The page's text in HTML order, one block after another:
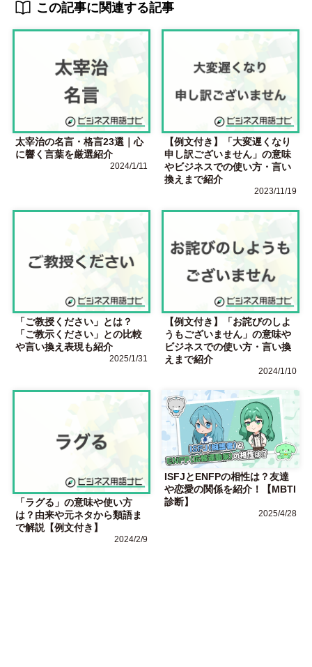
この記事に関連する記事
太宰治の名言・格言23選｜心
に響く言葉を厳選紹介
2024/1/11
【例文付き】「大変遅くなり
申し訳ございません」の意味
やビジネスでの使い方・言い
換えまで紹介
2023/11/19
「ご教授ください」とは？
「ご教示ください」との比較
や言い換え表現も紹介
2025/1/31
【例文付き】「お詫びのしよ
うもございません」の意味や
ビジネスでの使い方・言い換
えまで紹介
2024/1/10
「ラグる」の意味や使い方
は？由来や元ネタから類語ま
で解説【例文付き】
2024/2/9
ISFJとENFPの相性は？友達
や恋愛の関係を紹介！【MBTI
診断】
2025/4/28